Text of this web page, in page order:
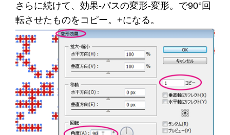
さらに続けて、効果-パスの変形-変形。で90°回
転させたものをコピー。+になる。